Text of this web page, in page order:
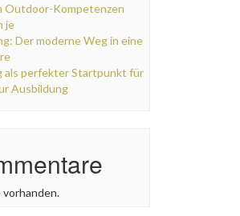
Outdoor-Kompetenzen
je
Der moderne Weg in eine
als perfekter Startpunkt für
Ausbildung
vorhanden.